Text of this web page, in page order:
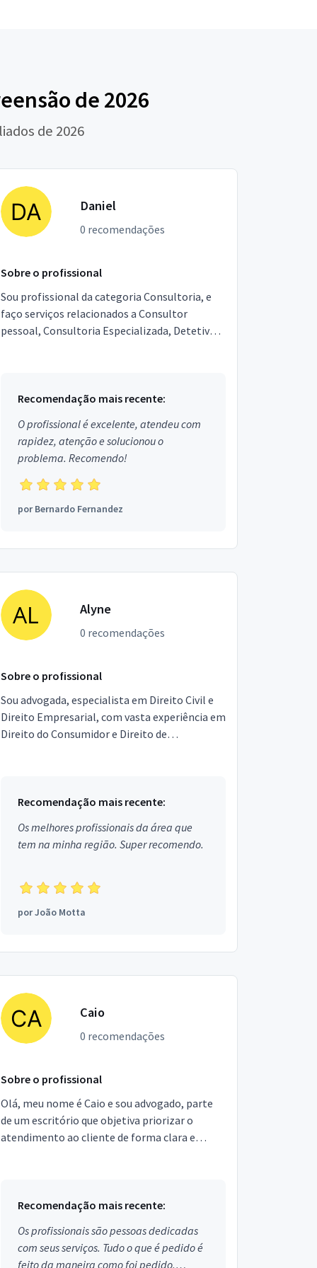
de 2026
de 2026
Daniel
0 recomendações
Sobre o profissional
Sou profissional da categoria Consultoria, e
faço serviços relacionados a Consultor
pessoal, Consultoria Especializada, Detetive
Recomendação mais recente:
O profissional é excelente, atendeu com
rapidez, atenção e solucionou o
problema. Recomendo!
porBernardo Fernandez
Alyne
0 recomendações
Sobre o profissional
Sou advogada, especialista em Direito Civil e
Direito Empresarial, com vasta experiência em
Direito do Consumidor e Direito de
Recomendação mais recente:
Os melhores profissionais da área que
tem na minha região. Super recomendo.
porJoão Motta
Caio
0 recomendações
Sobre o profissional
Olá, meu nome é Caio e sou advogado, parte
de um escritório que objetiva priorizar o
atendimento ao cliente de forma clara e
Recomendação mais recente:
Os profissionais são pessoas dedicadas
com seus serviços. Tudo o que é pedido é
feito da maneira como foi pedido.